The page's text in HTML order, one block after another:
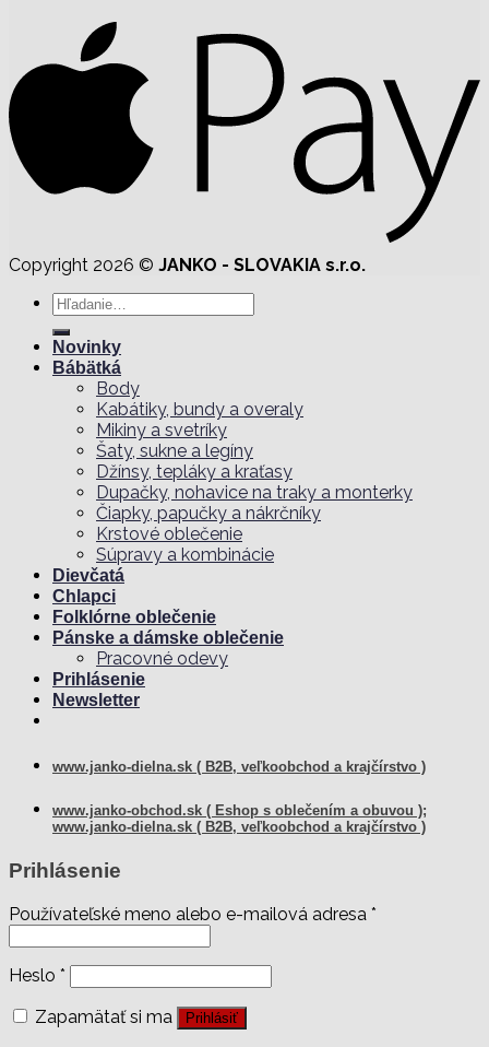
Copyright 2026 © JANKO - SLOVAKIA s.r.o.
Hľadať:
Novinky
Bábätká
Body
Kabátiky, bundy a overaly
Mikiny a svetríky
Šaty, sukne a legíny
Džínsy, tepláky a kraťasy
Dupačky, nohavice na traky a monterky
Čiapky, papučky a nákrčníky
Krstové oblečenie
Súpravy a kombinácie
Dievčatá
Chlapci
Folklórne oblečenie
Pánske a dámske oblečenie
Pracovné odevy
Prihlásenie
Newsletter
www.janko-dielna.sk ( B2B, veľkoobchod a krajčírstvo )
www.janko-obchod.sk ( Eshop s oblečením a obuvou );
www.janko-dielna.sk ( B2B, veľkoobchod a krajčírstvo )
Prihlásenie
Používateľské meno alebo e-mailová adresa *
Heslo *
Zapamätať si ma
Prihlásiť